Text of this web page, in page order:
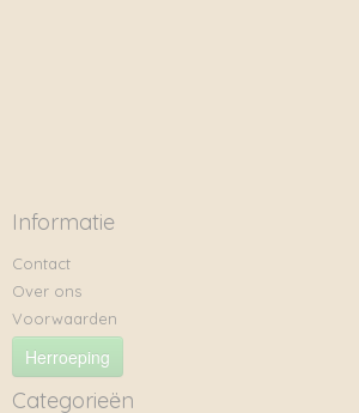
Informatie
Contact
Over ons
Voorwaarden
Herroeping
Categorieën